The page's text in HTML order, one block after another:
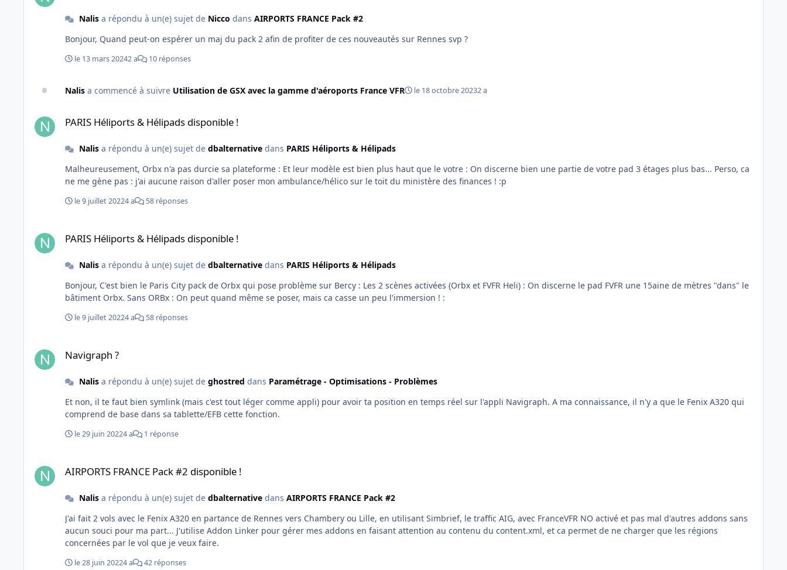
Nalisa répondu à un(e) sujet de Nicco dans AIRPORTS FRANCE Pack #2
Bonjour, Quand peut-on espérer un maj du pack 2 afin de profiter de ces nouveautés sur Rennes svp ?
le 13 mars 20242 a 10 réponses
Nalis a commencé à suivre Utilisation de GSX avec la gamme d'aéroports France VFR le 18 octobre 20232 a
PARIS Héliports & Hélipads disponible !
Nalisa répondu à un(e) sujet de dbalternativedans PARIS Héliports & Hélipads
Malheureusement, Orbx n'a pas durcie sa plateforme : Et leur modèle est bien plus haut que le votre : On discerne bien une partie de votre pad 3 étages plus bas... Perso, ca
ne me gène pas : j'ai aucune raison d'aller poser mon ambulance/hélico sur le toit du ministère des finances ! :p
le 9 juillet 20224 a 58 réponses
PARIS Héliports & Hélipads disponible !
Nalisa répondu à un(e) sujet de dbalternativedans PARIS Héliports & Hélipads
Bonjour, C'est bien le Paris City pack de Orbx qui pose problème sur Bercy : Les 2 scènes activées (Orbx et FVFR Heli) : On discerne le pad FVFR une 15aine de mètres "dans" le
bâtiment Orbx. Sans ORBx : On peut quand même se poser, mais ca casse un peu l'immersion ! :
le 9 juillet 20224 a 58 réponses
Navigraph ?
Nalisa répondu à un(e) sujet de ghostred dans Paramétrage - Optimisations - Problèmes
Et non, il te faut bien symlink (mais c'est tout léger comme appli) pour avoir ta position en temps réel sur l'appli Navigraph. A ma connaissance, il n'y a que le Fenix A320 qui
comprend de base dans sa tablette/EFB cette fonction.
le 29 juin 20224 a 1 réponse
AIRPORTS FRANCE Pack #2 disponible !
Nalisa répondu à un(e) sujet de dbalternativedans AIRPORTS FRANCE Pack #2
J'ai fait 2 vols avec le Fenix A320 en partance de Rennes vers Chambery ou Lille, en utilisant Simbrief, le traffic AIG, avec FranceVFR NO activé et pas mal d'autres addons sans
aucun souci pour ma part... J'utilise Addon Linker pour gérer mes addons en faisant attention au contenu du content.xml, et ca permet de ne charger que les régions
concernées par le vol que je veux faire.
le 28 juin 20224 a 42 réponses